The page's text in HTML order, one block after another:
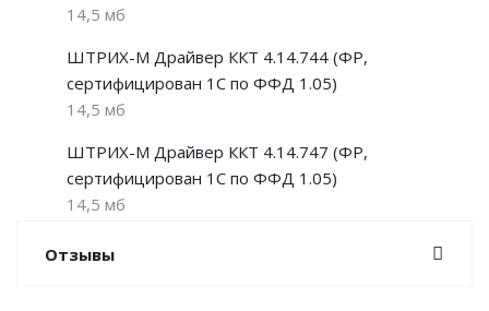
14,5 мб
ШТРИХ-М Драйвер ККТ 4.14.744 (ФР,
сертифицирован 1С по ФФД 1.05)
14,5 мб
ШТРИХ-М Драйвер ККТ 4.14.747 (ФР,
сертифицирован 1С по ФФД 1.05)
14,5 мб
Отзывы